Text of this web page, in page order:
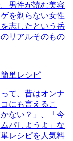
男性が読む美容
を剃らない女性
志したという岳
リアルそのもの
単レシピ
て、昔はオンナ
にも言えるこ
ない？」、「今
パしようよ」な
レシピを人気料